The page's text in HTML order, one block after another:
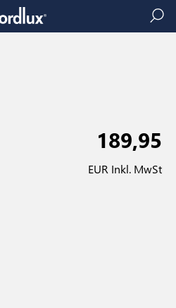
189,95
EUR Inkl. MwSt